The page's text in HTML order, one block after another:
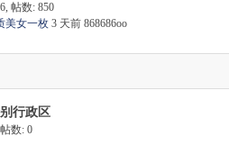
, 帖数: 850
美女一枚 3 天前 868686oo
行政区
帖数: 0